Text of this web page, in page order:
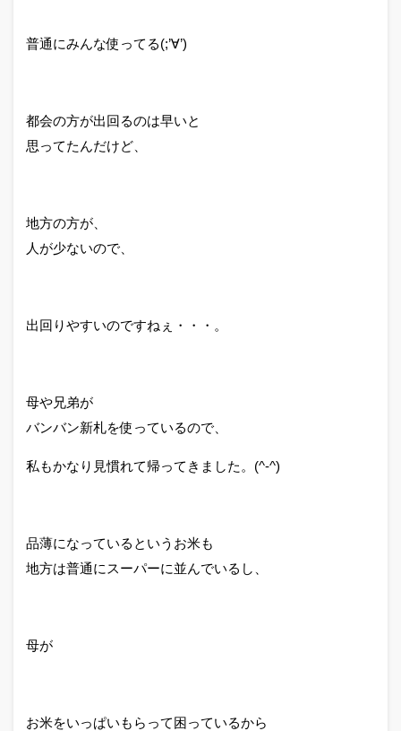
普通にみんな使ってる(;’∀’)
都会の方が出回るのは早いと
思ってたんだけど、
地方の方が、
人が少ないので、
出回りやすいのですねぇ・・・。
母や兄弟が
バンバン新札を使っているので、
私もかなり見慣れて帰ってきました。(^-^)
品薄になっているというお米も
地方は普通にスーパーに並んでいるし、
母が
お米をいっぱいもらって困っているから